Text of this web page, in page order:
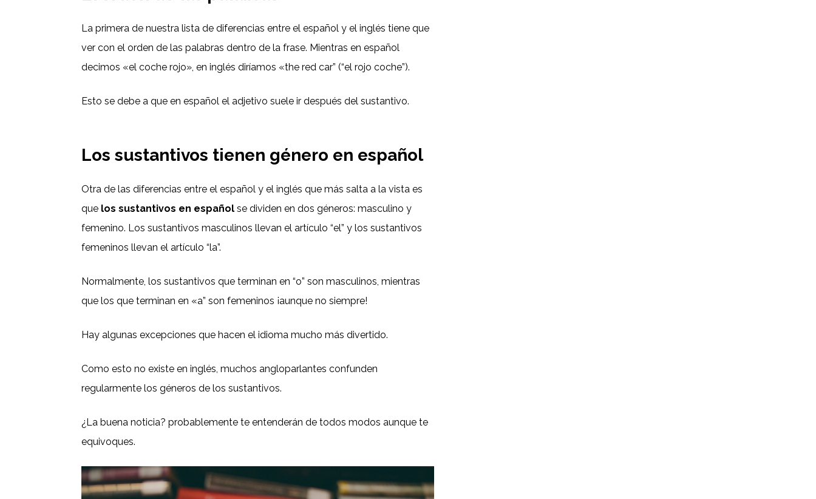
La primera de nuestra lista de diferencias entre el español y el inglés tiene que
ver con el orden de las palabras dentro de la frase. Mientras en español
decimos «el coche rojo», en inglés diríamos «the red car” (“el rojo coche”).
Esto se debe a que en español el adjetivo suele ir después del sustantivo.
Los sustantivos tienen género en español
Otra de las diferencias entre el español y el inglés que más salta a la vista es
que los sustantivos en español se dividen en dos géneros: masculino y
femenino. Los sustantivos masculinos llevan el artículo “el” y los sustantivos
femeninos llevan el artículo “la”.
Normalmente, los sustantivos que terminan en “o” son masculinos, mientras
que los que terminan en «a” son femeninos ¡aunque no siempre!
Hay algunas excepciones que hacen el idioma mucho más divertido.
Como esto no existe en inglés, muchos angloparlantes confunden
regularmente los géneros de los sustantivos.
¿La buena noticia? probablemente te entenderán de todos modos aunque te
equivoques.